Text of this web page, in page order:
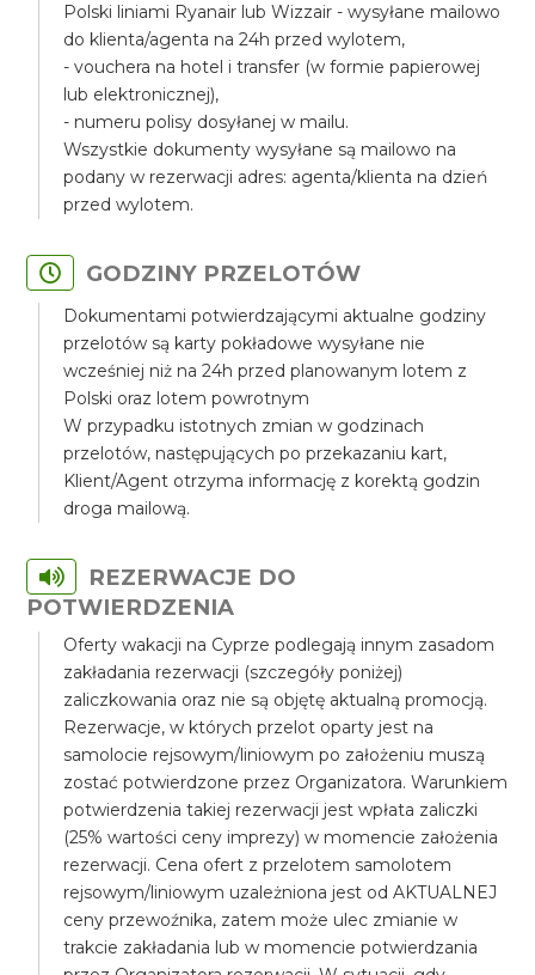
Polski liniami Ryanair lub Wizzair - wysyłane mailowo
do klienta/agenta na 24h przed wylotem,
- vouchera na hotel i transfer (w formie papierowej
lub elektronicznej),
- numeru polisy dosyłanej w mailu.
Wszystkie dokumenty wysyłane są mailowo na
podany w rezerwacji adres: agenta/klienta na dzień
przed wylotem.
GODZINY PRZELOTÓW
Dokumentami potwierdzającymi aktualne godziny
przelotów są karty pokładowe wysyłane nie
wcześniej niż na 24h przed planowanym lotem z
Polski oraz lotem powrotnym
W przypadku istotnych zmian w godzinach
przelotów, następujących po przekazaniu kart,
Klient/Agent otrzyma informację z korektą godzin
droga mailową.
REZERWACJE DO
POTWIERDZENIA
Oferty wakacji na Cyprze podlegają innym zasadom
zakładania rezerwacji (szczegóły poniżej)
zaliczkowania oraz nie są objętę aktualną promocją.
Rezerwacje, w których przelot oparty jest na
samolocie rejsowym/liniowym po założeniu muszą
zostać potwierdzone przez Organizatora. Warunkiem
potwierdzenia takiej rezerwacji jest wpłata zaliczki
(25% wartości ceny imprezy) w momencie założenia
rezerwacji. Cena ofert z przelotem samolotem
rejsowym/liniowym uzależniona jest od AKTUALNEJ
ceny przewoźnika, zatem może ulec zmianie w
trakcie zakładania lub w momencie potwierdzania